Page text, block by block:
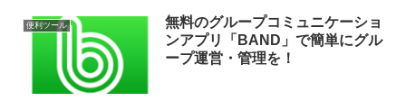
便利ツール
無料のグループコミュニケーショ
ンアプリ「BAND」で簡単にグル
ープ運営・管理を！